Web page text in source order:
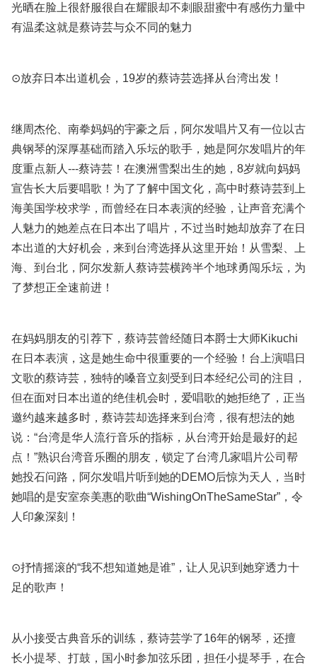
光晒在脸上很舒服很自在耀眼却不刺眼甜蜜中有感伤力量中
有温柔这就是蔡诗芸与众不同的魅力
⊙放弃日本出道机会，19岁的蔡诗芸选择从台湾出发！
继周杰伦、南拳妈妈的宇豪之后，阿尔发唱片又有一位以古
典钢琴的深厚基础而踏入乐坛的歌手，她是阿尔发唱片的年
度重点新人---蔡诗芸！在澳洲雪梨出生的她，8岁就向妈妈
宣告长大后要唱歌！为了了解中国文化，高中时蔡诗芸到上
海美国学校求学，而曾经在日本表演的经验，让声音充满个
人魅力的她差点在日本出了唱片，不过当时她却放弃了在日
本出道的大好机会，来到台湾选择从这里开始！从雪梨、上
海、到台北，阿尔发新人蔡诗芸横跨半个地球勇闯乐坛，为
了梦想正全速前进！
在妈妈朋友的引荐下，蔡诗芸曾经随日本爵士大师Kikuchi
在日本表演，这是她生命中很重要的一个经验！台上演唱日
文歌的蔡诗芸，独特的嗓音立刻受到日本经纪公司的注目，
但在面对日本出道的绝佳机会时，爱唱歌的她拒绝了，正当
邀约越来越多时，蔡诗芸却选择来到台湾，很有想法的她
说：“台湾是华人流行音乐的指标，从台湾开始是最好的起
点！”熟识台湾音乐圈的朋友，锁定了台湾几家唱片公司帮
她投石问路，阿尔发唱片听到她的DEMO后惊为天人，当时
她唱的是安室奈美惠的歌曲“WishingOnTheSameStar”，令
人印象深刻！
⊙抒情摇滚的“我不想知道她是谁”，让人见识到她穿透力十
足的歌声！
从小接受古典音乐的训练，蔡诗芸学了16年的钢琴，还擅
长小提琴、打鼓，国小时参加弦乐团，担任小提琴手，在合